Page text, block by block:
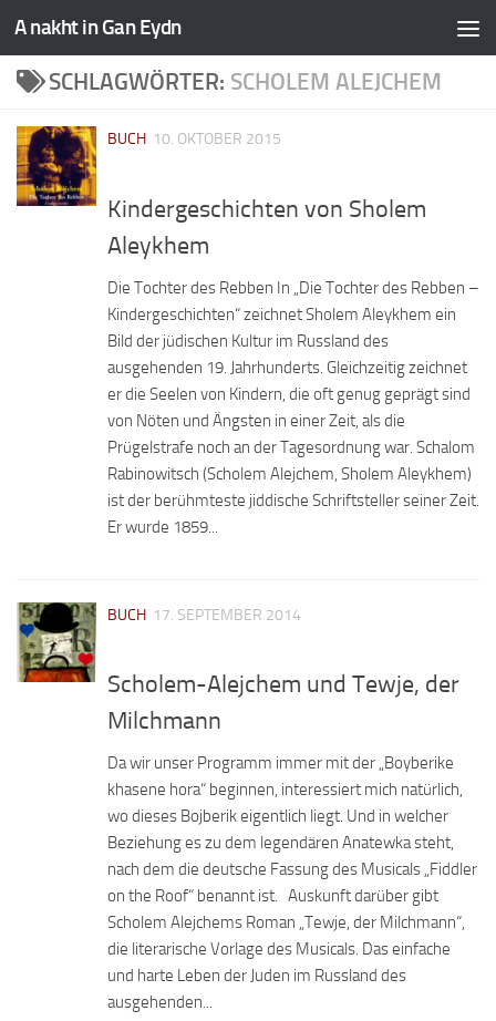
A nakht in Gan Eydn
SCHLAGWÖRTER: SCHOLEM ALEJCHEM
BUCH 10. OKTOBER 2015
Kindergeschichten von Sholem
Aleykhem
Die Tochter des Rebben In „Die Tochter des Rebben –
Kindergeschichten“ zeichnet Sholem Aleykhem ein
Bild der jüdischen Kultur im Russland des
ausgehenden 19. Jahrhunderts. Gleichzeitig zeichnet
er die Seelen von Kindern, die oft genug geprägt sind
von Nöten und Ängsten in einer Zeit, als die
Prügelstrafe noch an der Tagesordnung war. Schalom
Rabinowitsch (Scholem Alejchem, Sholem Aleykhem)
ist der berühmteste jiddische Schriftsteller seiner Zeit.
Er wurde 1859...
BUCH 17. SEPTEMBER 2014
Scholem-Alejchem und Tewje, der
Milchmann
Da wir unser Programm immer mit der „Boyberike
khasene hora“ beginnen, interessiert mich natürlich,
wo dieses Bojberik eigentlich liegt. Und in welcher
Beziehung es zu dem legendären Anatewka steht,
nach dem die deutsche Fassung des Musicals „Fiddler
on the Roof“ benannt ist. Auskunft darüber gibt
Scholem Alejchems Roman „Tewje, der Milchmann“,
die literarische Vorlage des Musicals. Das einfache
und harte Leben der Juden im Russland des
ausgehenden...